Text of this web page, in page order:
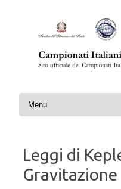
Skip to content
Leggi di
Gravitazione